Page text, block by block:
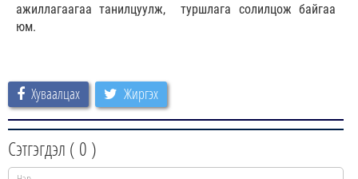
ажиллагаагаа танилцуулж, туршлага солилцож байгаа
юм.
Хуваалцах Жиргэх
Сэтгэгдэл ( 0 )